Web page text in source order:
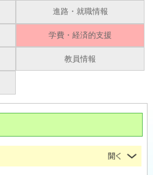
進路・就職情報
学費・経済的支援
教員情報